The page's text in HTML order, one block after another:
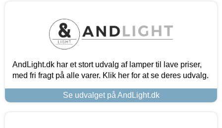
AndLight.dk har et stort udvalg af lamper til lave priser,
med fri fragt på alle varer. Klik her for at se deres udvalg.
Se udvalget på AndLight.dk